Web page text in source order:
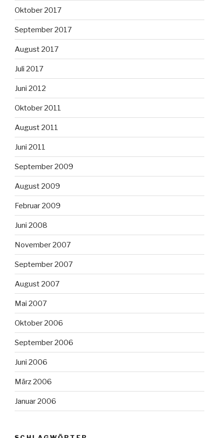
Oktober 2017
September 2017
August 2017
Juli 2017
Juni 2012
Oktober 2011
August 2011
Juni 2011
September 2009
August 2009
Februar 2009
Juni 2008
November 2007
September 2007
August 2007
Mai 2007
Oktober 2006
September 2006
Juni 2006
März 2006
Januar 2006